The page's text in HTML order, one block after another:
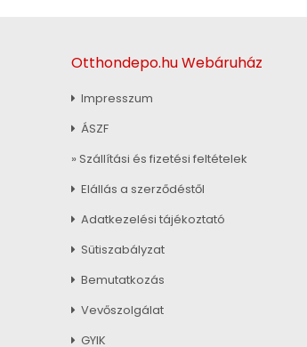
Otthondepo.hu Webáruház
Impresszum
ÁSZF
» Szállítási és fizetési feltételek
Elállás a szerződéstől
Adatkezelési tájékoztató
Sütiszabályzat
Bemutatkozás
Vevőszolgálat
GYIK